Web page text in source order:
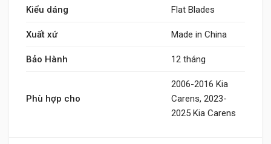
Kiểu dáng Flat Blades
Xuất xứ Made in China
Bảo Hành 12 tháng
Phù hợp cho
2006-2016 Kia
Carens, 2023-
2025 Kia Carens